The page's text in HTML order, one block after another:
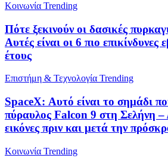
Κοινωνία Trending
Πότε ξεκινούν οι δασικές
Αυτές είναι οι 6 πιο επικίνδυνες
έτους
Επιστήμη & Τεχνολογία Trending
SpaceX: Αυτό είναι το σημάδι
πύραυλος Falcon 9 στη Σελήνη –
εικόνες πριν και μετά την
Κοινωνία Trending